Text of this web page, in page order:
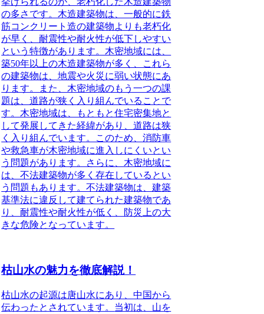
の多さです。木造建築物は、一般的に鉄
筋コンクリート造の建築物よりも老朽化
が早く、耐震性や耐火性が低下しやすい
という特徴があります。木密地域には、
築50年以上の木造建築物が多く、これら
の建築物は、地震や火災に弱い状態にあ
ります。また、木密地域のもう一つの課
題は、道路が狭く入り組んでいることで
す。木密地域は、もともと住宅密集地と
して発展してきた経緯があり、道路は狭
く入り組んでいます。このため、消防車
や救急車が木密地域に進入しにくいとい
う問題があります。さらに、木密地域に
は、不法建築物が多く存在しているとい
う問題もあります。不法建築物は、建築
基準法に違反して建てられた建築物であ
り、耐震性や耐火性が低く、防災上の大
きな危険となっています。
枯山水の魅力を徹底解説！
枯山水の起源は唐山水にあり、中国から
伝わったとされています。 当初は、山を